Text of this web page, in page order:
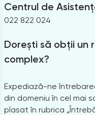
Centrul de
022 822 024
Dorești să obții un
complex?
Expediază-ne
din domeniu în cel mai
plasat în rubrica